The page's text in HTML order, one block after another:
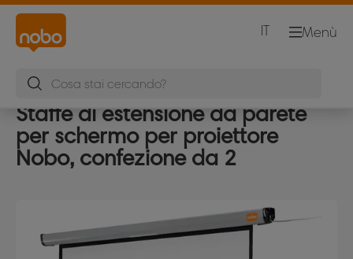
Menù
IT
Staffe di estensione da parete
per schermo per proiettore
Nobo, confezione da 2